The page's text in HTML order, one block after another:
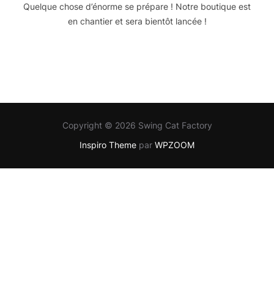
Quelque chose d’énorme se prépare ! Notre boutique est
en chantier et sera bientôt lancée !
Copyright © 2026 Swing Cat Factory
Inspiro Theme par WPZOOM